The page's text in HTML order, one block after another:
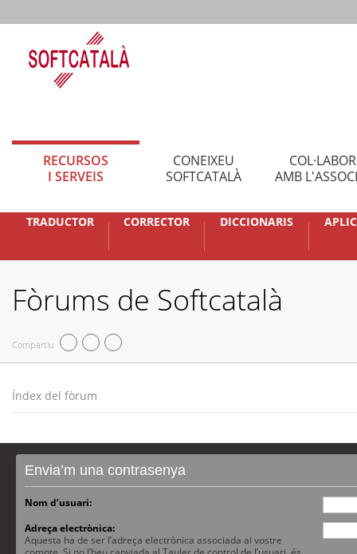
RECURSOS
I SERVEIS
CONEIXEU
SOFTCATALÀ
AMB
TRADUCTOR CORRECTOR DICCIONARIS
Fòrums de Softcatalà
Compartiu
Índex del fòrum
Envia’m una contrasenya
Nom d’usuari:
Adreça electrònica:
Aquesta ha de ser l’adreça electrònica associada al vostre